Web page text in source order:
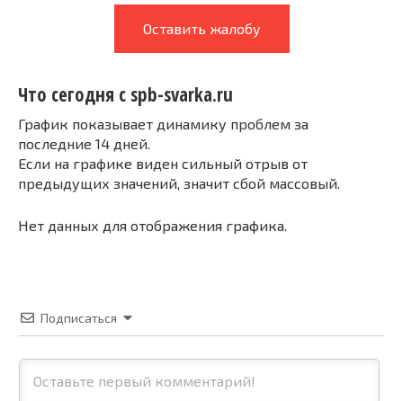
Оставить жалобу
Что сегодня с spb-svarka.ru
График показывает динамику проблем за
последние 14 дней.
Если на графике виден сильный отрыв от
предыдущих значений, значит сбой массовый.
Нет данных для отображения графика.
Подписаться